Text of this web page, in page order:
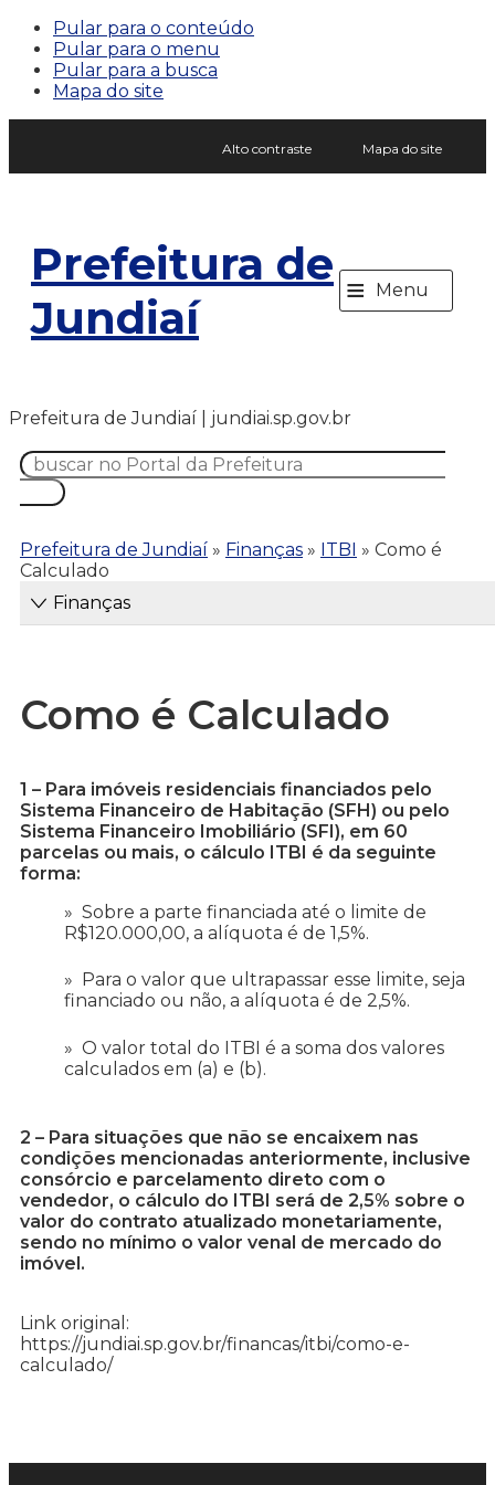
Pular para o conteúdo
Pular para o menu
Pular para a busca
Mapa do site
Alto contraste Mapa do site
Prefeitura de
Jundiaí
≡ Menu
Prefeitura de Jundiaí | jundiai.sp.gov.br
Prefeitura de Jundiaí » Finanças » ITBI » Como é
Calculado
Finanças
Como é Calculado
1 – Para imóveis residenciais financiados pelo
Sistema Financeiro de Habitação (SFH) ou pelo
Sistema Financeiro Imobiliário (SFI), em 60
parcelas ou mais, o cálculo ITBI é da seguinte
forma:
Sobre a parte financiada até o limite de
R$120.000,00, a alíquota é de 1,5%.
Para o valor que ultrapassar esse limite, seja
financiado ou não, a alíquota é de 2,5%.
O valor total do ITBI é a soma dos valores
calculados em (a) e (b).
2 – Para situações que não se encaixem nas
condições mencionadas anteriormente, inclusive
consórcio e parcelamento direto com o
vendedor, o cálculo do ITBI será de 2,5% sobre o
valor do contrato atualizado monetariamente,
sendo no mínimo o valor venal de mercado do
imóvel.
Link original:
https://jundiai.sp.gov.br/financas/itbi/como-e-
calculado/